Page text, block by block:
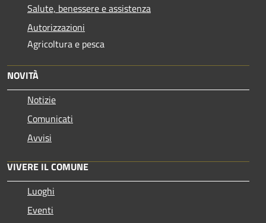
Salute, benessere e assistenza
Autorizzazioni
Agricoltura e pesca
NOVITÀ
Notizie
Comunicati
Avvisi
VIVERE IL COMUNE
Luoghi
Eventi